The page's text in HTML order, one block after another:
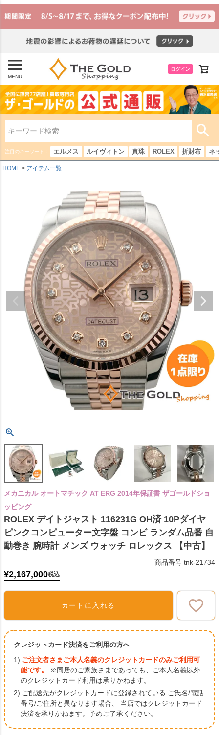
MENU
ログイン
注目のキーワード： エルメス ルイヴィトン 真珠 ROLEX 折財布 ネ
HOME アイテム一覧
メカニカル オートマチック AT ERG 2014年保証書 ザゴールドショ
ッピング
ROLEX デイトジャスト 116231G OH済 10Pダイヤ
ピンクコンピューター文字盤 コンビ ランダム品番 自
動巻き 腕時計 メンズ ウォッチ ロレックス 【中古】
商品番号 tnk-21734
¥2,167,000税込
カートに入れる
クレジットカード決済をご利用の方へ
1) ご注文者さまご本人名義のクレジットカードのみご利用可
能です。
※同居のご家族さまであっても、ご本人名義以外
のクレジットカード利用は承りかねます。
2) ご配送先がクレジットカードに登録されている ご氏名/電話
番号/ご住所と異なります場合、
当店ではクレジットカード
決済を承りかねます。予めご了承ください。